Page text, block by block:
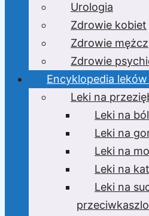
Urologia
Zdrowie kobiet
Zdrowie
Zdrowie
Encyklopedia
Leki na
Leki na
Leki na
Leki na
Leki na
Leki na